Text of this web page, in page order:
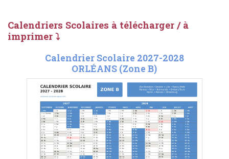
Calendriers Scolaires à télécharger / à
imprimer ⤵
Calendrier Scolaire 2027-2028
ORLÉANS (Zone B)